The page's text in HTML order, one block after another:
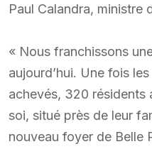
Paul Calandra, ministre
« Nous franchissons
aujourd’hui. Une fois
achevés, 320 résidents
soi, situé près de leur
nouveau foyer de Belle